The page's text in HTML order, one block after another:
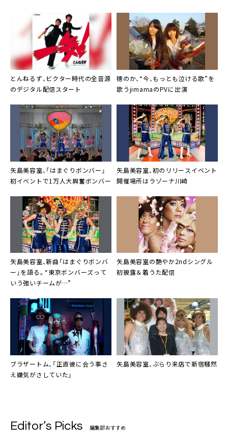
1992/1/24 ガラガラヘビがやってくる
1992/9/3 一番偉い人へ
1993/1/28 がじゃいも
1994/2/24 フッフッフッってするんです
1994/12/7 ガニ
1996/2/12 おまえが欲しい
1997/2/14 A.S.A.P.（Little Kiss）
1997/7/23 FREEDOM（ANDY’S）
1991/7/10 みのもんたの逆襲
1992/5/5 無痛音楽教育 3才からのとんねるず
1992/7/24 がむしゃら
1993/9/17 悪い噂
1994/6/17 とんねるずベスト 足跡
1994/9/15 Arrival
1995/7/5 おまえ百までわしゃ九十九まで
とんねるず、ビクター時代の全音源
のデジタル配信スタート
穂のか、“今、もっとも泣ける歌”を
歌うjimamaのPVに出演
矢島美容室、「はまぐりボンバー」
初イベントで1万人大興奮ボンバー
矢島美容室、初のリリースイベント
開催場所はラゾーナ川崎
矢島美容室、新曲「はまぐりボンバ
ー」を語る。“東京ボンバーズって
いう強いチームが…”
矢島美容室の艶やか2ndシングル
初披露＆着うた配信
ブラザートム、「正直彼に会う事さ
え嫌気がさしていた」
矢島美容室、ぶらり来店で新宿騒然
Editor’s Picks 編集部おすすめ